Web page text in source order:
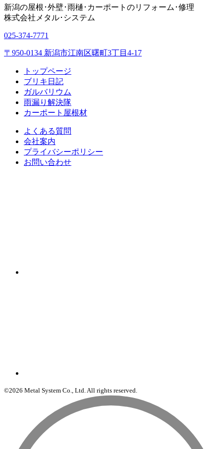
新潟の屋根･外壁･雨樋･カーポートのリフォーム･修理
株式会社 メタル･システム
025-374-7771
〒950-0134 新潟市江南区曙町3丁目4-17
トップページ
ブリキ日記
ガルバリウム
雨漏り解決隊
カーポート屋根材
よくある質問
会社案内
プライバシーポリシー
お問い合わせ
©2026 Metal System Co., Ltd. All rights reserved.